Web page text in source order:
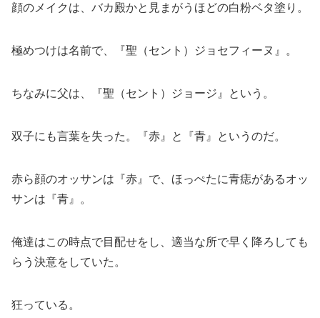
顔のメイクは、バカ殿かと見まがうほどの白粉ベタ塗り。
極めつけは名前で、『聖（セント）ジョセフィーヌ』。
ちなみに父は、『聖（セント）ジョージ』という。
双子にも言葉を失った。『赤』と『青』というのだ。
赤ら顔のオッサンは『赤』で、ほっぺたに青痣があるオッ
サンは『青』。
俺達はこの時点で目配せをし、適当な所で早く降ろしても
らう決意をしていた。
狂っている。